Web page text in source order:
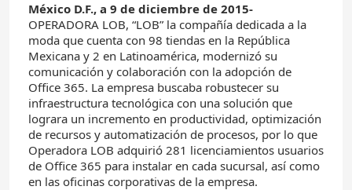
México D.F., a 9 de diciembre de 2015-
OPERADORA LOB, “LOB” la compañía dedicada a la
moda que cuenta con 98 tiendas en la República
Mexicana y 2 en Latinoamérica, modernizó su
comunicación y colaboración con la adopción de
Office 365. La empresa buscaba robustecer su
infraestructura tecnológica con una solución que
lograra un incremento en productividad, optimización
de recursos y automatización de procesos, por lo que
Operadora LOB adquirió 281 licenciamientos usuarios
de Office 365 para instalar en cada sucursal, así como
en las oficinas corporativas de la empresa.